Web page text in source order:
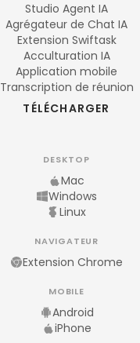
Studio Agent IA
Agrégateur de Chat IA
Extension Swiftask
Acculturation IA
Application mobile
Transcription de réunion
TÉLÉCHARGER
DESKTOP
Mac
Windows
Linux
NAVIGATEUR
Extension Chrome
MOBILE
Android
iPhone